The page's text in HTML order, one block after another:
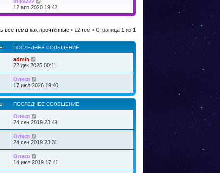
н
е
с
о
б
е
н
и
о
с
л
д
н
е
м
у
о
б
е
н
и
ю
т
к
о
л
е
д
е
с
о
о
б
щ
е
и
ю
mika222
е
р
т
к
п
о
л
е
н
е
м
с
б
щ
н
12 апр 2020 19:42
все темы как прочтённые • 12 тем • Страница 1 из 1
ПОСЛЕДНЕЕ СООБЩЕНИЕ
admin
22 дек 2025 00:11
Олеся
17 июл 2026 19:40
ПОСЛЕДНЕЕ СООБЩЕНИЕ
Олеся
24 сен 2019 23:49
Олеся
24 сен 2019 23:31
Олеся
14 июл 2019 17:41